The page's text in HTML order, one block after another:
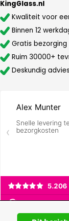
KingGlass.nl
Kwaliteit voor
Binnen 12
Gratis bezorging
Ruim 30000+
Deskundig